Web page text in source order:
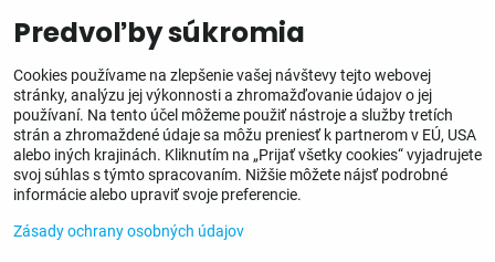
Veľkoobchodná spolupráca
Všetko o nákupe
Obchodné podmienky
Ochrana osobných údajov
Reklamačný poriadok
Doprava, doručenie a poplatky
Predvoľby súkromia
Cookies používame na zlepšenie vašej návštevy tejto webovej
stránky, analýzu jej výkonnosti a zhromažďovanie údajov o jej
používaní. Na tento účel môžeme použiť nástroje a služby tretích
strán a zhromaždené údaje sa môžu preniesť k partnerom v EÚ, USA
alebo iných krajinách. Kliknutím na „Prijať všetky cookies“ vyjadrujete
svoj súhlas s týmto spracovaním. Nižšie môžete nájsť podrobné
informácie alebo upraviť svoje preferencie.
Zásady ochrany osobných údajov